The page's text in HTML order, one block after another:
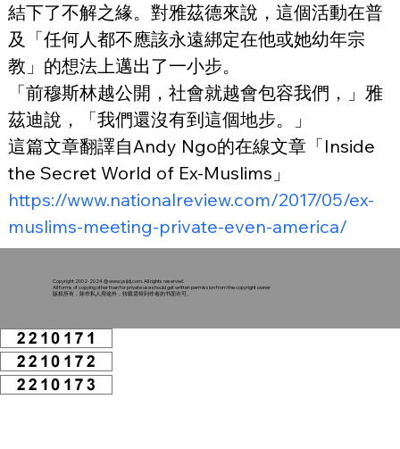
結下了不解之緣。對雅茲德來說，這個活動在普
及「任何人都不應該永遠綁定在他或她幼年宗
教」的想法上邁出了一小步。
「前穆斯林越公開，社會就越會包容我們，」雅
茲迪說，「我們還沒有到這個地步。」
這篇文章翻譯自Andy Ngo的在線文章「Inside
the Secret World of Ex-Muslims」
https://www.nationalreview.com/2017/05/ex-
muslims-meeting-private-even-america/
Copyright 2002-2024 @www.ysljdj.com. All rights reserved.
All forms of copying other than for private use should get written permission from the copyright owner
版权所有，除作私人用途外，转载需得到作者的书面许可。